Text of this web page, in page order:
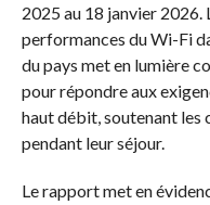
2025 au 18 janvier 2026.
performances du Wi-Fi
du pays met en lumière
pour répondre aux
haut débit, soutenant les
pendant leur séjour.
Le rapport met en